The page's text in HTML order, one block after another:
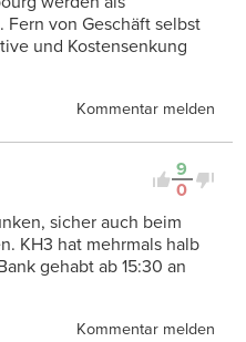
Fern von Geschäft selbst
und Kostensenkung
Kommentar melden
9
0
sicher auch beim
KH3 hat mehrmals halb
gehabt ab 15:30 an
Kommentar melden